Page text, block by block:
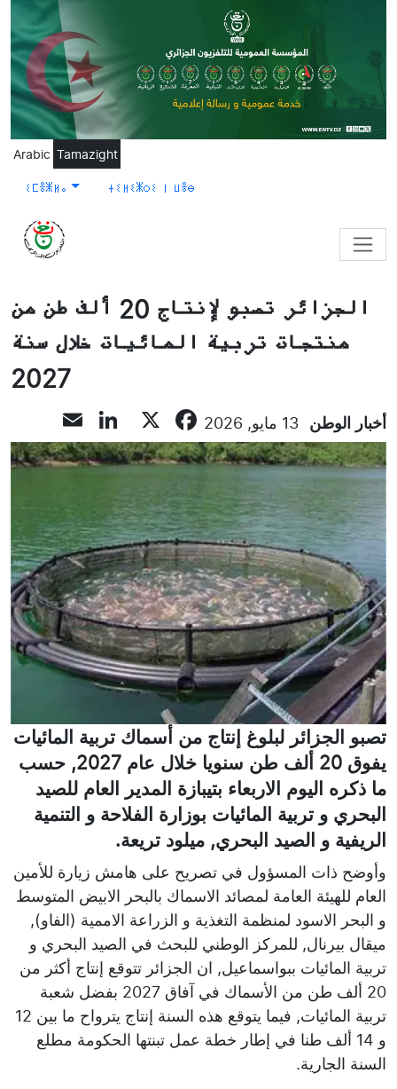
Skip to main content
Arabic Tamazight
ⵉⵎⴻⵥⵍⴰ ⵜⵉⵍⵉⵥⵔⵉ ⵏ ⵡⴻⴱ
الجزائر تصبو لإنتاج 20 ألف طن من
منتجات تربية المائيات خلال سنة
2027
أخبار الوطن 13 مايو, 2026 Facebook
تصبو الجزائر لبلوغ إنتاج من أسماك تربية المائيات
يفوق 20 ألف طن سنويا خلال عام 2027, حسب
ما ذكره اليوم الاربعاء بتيبازة المدير العام للصيد
البحري و تربية المائيات بوزارة الفلاحة و التنمية
الريفية و الصيد البحري, ميلود تريعة.
وأوضح ذات المسؤول في تصريح على هامش زيارة للأمين
العام للهيئة العامة لمصائد الاسماك بالبحر الابيض المتوسط
و البحر الاسود لمنظمة التغذية و الزراعة الاممية (الفاو),
ميقال بيرنال, للمركز الوطني للبحث في الصيد البحري و
تربية المائيات ببواسماعيل, ان الجزائر تتوقع إنتاج أكثر من
20 ألف طن من الأسماك في آفاق 2027 بفضل شعبة
تربية المائيات, فيما يتوقع هذه السنة إنتاج يترواح ما بين 12
و 14 ألف طنا في إطار خطة عمل تبنتها الحكومة مطلع
السنة الجارية.